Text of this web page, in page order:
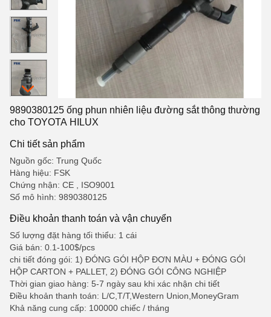
9890380125 ống phun nhiên liệu đường sắt thông thường
cho TOYOTA HILUX
Chi tiết sản phẩm
Nguồn gốc: Trung Quốc
Hàng hiệu: FSK
Chứng nhận: CE , ISO9001
Số mô hình: 9890380125
Điều khoản thanh toán và vận chuyển
Số lượng đặt hàng tối thiểu: 1 cái
Giá bán: 0.1-100$/pcs
chi tiết đóng gói: 1) ĐÓNG GÓI HỘP ĐƠN MÀU + ĐÓNG GÓI
HỘP CARTON + PALLET, 2) ĐÓNG GÓI CÔNG NGHIỆP
Thời gian giao hàng: 5-7 ngày sau khi xác nhận chi tiết
Điều khoản thanh toán: L/C,T/T,Western Union,MoneyGram
Khả năng cung cấp: 100000 chiếc / tháng